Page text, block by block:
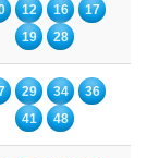
12 16
17
19
28
29 34
36
41
48